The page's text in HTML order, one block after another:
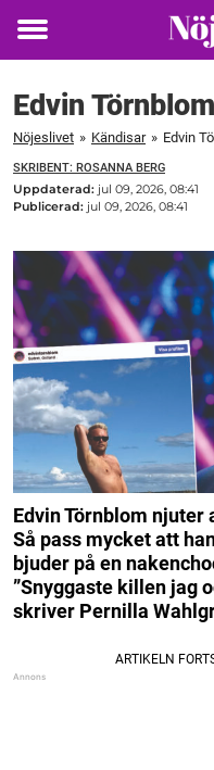
Toggle
Edvin
Nöjeslivet » Kändisar » Edvin
SKRIBENT: ROSANNA BERG
Uppdaterad: jul 09, 2026, 08:41
Publicerad: jul 09, 2026, 08:41
Edvin Törnblom njuter
Så pass mycket att
bjuder på en
”Snyggaste killen jag
skriver Pernilla